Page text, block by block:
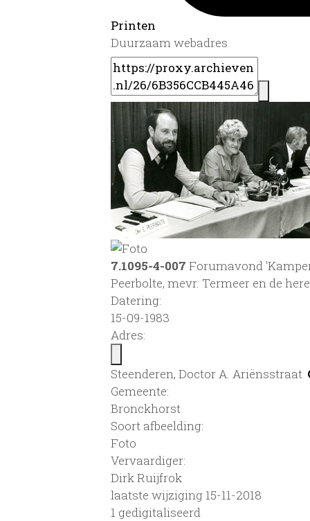
Printen
Duurzaam webadres
7.1095-4-007 Forumavond
Peerbolte, mevr. Termeer en de
Datering:
15-09-1983
Adres:
Steenderen, Doctor A. Ariënsstraat
Gemeente:
Bronckhorst
Soort afbeelding:
Foto
Vervaardiger:
Dirk Ruijfrok
laatste wijziging 15-11-2018
1 gedigitaliseerd